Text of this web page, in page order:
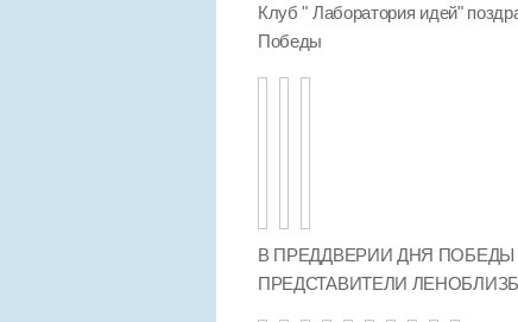
Клуб " Лаборатория идей"
Победы
В ПРЕДДВЕРИИ ДНЯ ПОБЕДЫ
ПРЕДСТАВИТЕЛИ